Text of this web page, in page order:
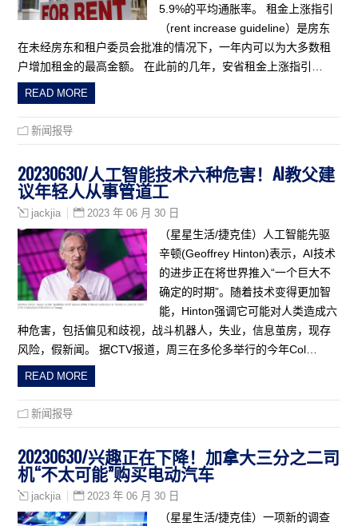
5.9%的平均通胀率。 租金上涨指引
（rent increase guideline）是房东
在未经房东和租户委员会批准的情况下，一年内可以为大多数租
户增加租金的最高金额。 在此前的几年，安省租金上涨指引…
READ MORE
新闻报导
20230630/人工智能技术六种危害！AI教父建
议年轻人从事管道工
jackjia 2023 年 06 月 30 日
（星星生活/捷克佳）人工智能先驱
辛顿(Geoffrey Hinton)表示，AI技术
的进步正在将世界推入“一个巨大不
确定的时期”。随着技术变得更加智
能，Hinton强调它可能对人类造成六
种危害，包括偏见和歧视，战斗机器人，失业，信息茧房，现存
风险，假新闻。 据CTV报道，周三在多伦多举行的今年Col…
READ MORE
新闻报导
20230630/兴趣正在下降！加拿大三分之二司
机“不太可能”购买电动汽车
jackjia 2023 年 06 月 30 日
（星星生活/捷克佳）一项新的调查